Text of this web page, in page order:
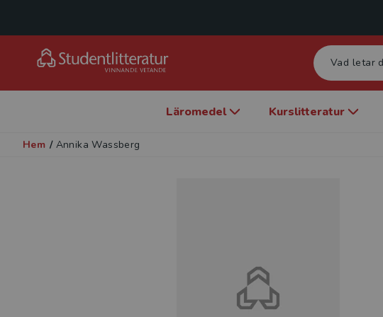
Läromedel Kurslitteratur
Hem / Annika Wassberg